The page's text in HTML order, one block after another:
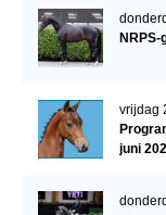
vrijdag
juni